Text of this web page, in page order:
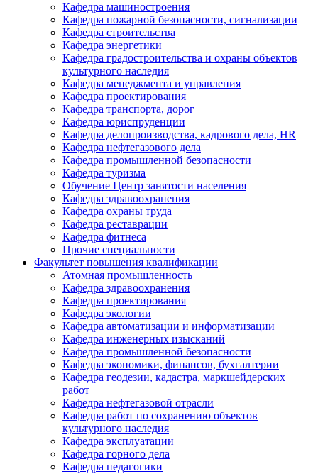
Кафедра машиностроения
Кафедра пожарной безопасности, сигнализации
Кафедра строительства
Кафедра энергетики
Кафедра градостроительства и охраны объектов
культурного наследия
Кафедра менеджмента и управления
Кафедра проектирования
Кафедра транспорта, дорог
Кафедра юриспруденции
Кафедра делопроизводства, кадрового дела, HR
Кафедра нефтегазового дела
Кафедра промышленной безопасности
Кафедра туризма
Обучение Центр занятости населения
Кафедра здравоохранения
Кафедра охраны труда
Кафедра реставрации
Кафедра фитнеса
Прочие специальности
Факультет повышения квалификации
Атомная промышленность
Кафедра здравоохранения
Кафедра проектирования
Кафедра экологии
Кафедра автоматизации и информатизации
Кафедра инженерных изысканий
Кафедра промышленной безопасности
Кафедра экономики, финансов, бухгалтерии
Кафедра геодезии, кадастра, маркшейдерских
работ
Кафедра нефтегазовой отрасли
Кафедра работ по сохранению объектов
культурного наследия
Кафедра эксплуатации
Кафедра горного дела
Кафедра педагогики